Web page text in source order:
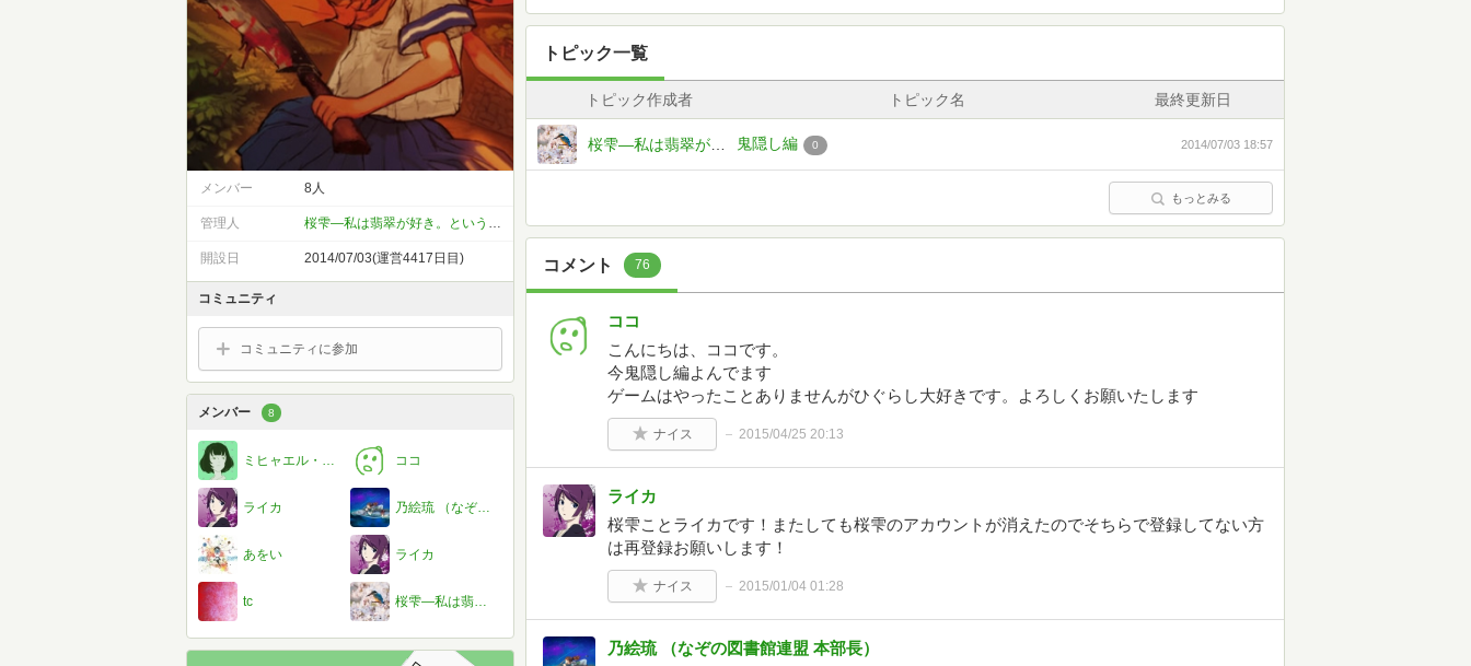
トピック一覧
トピック作成者 トピック名 最終更新日
鬼隠し編 0 2014/07/03 18:57
もっとみる
コメント 76
ココ
こんにちは、ココです。
今鬼隠し編よんでます
ゲームはやったことありませんがひぐらし大好きです。よろしくお願いたします
ナイス 2015/04/25 20:13
ライカ
桜雫ことライカです！またしても桜雫のアカウントが消えたのでそちらで登録してない方
は再登録お願いします！
ナイス 2015/01/04 01:28
乃絵琉 （なぞの図書館連盟 本部長）
メンバー 8人
管理人 桜雫―私は翡翠が好き。ということで写真変えました。―
開設日 2014/07/03(運営4417日目)
コミュニティ
コミュニティに参加
メンバー 8
ミヒャエル・安吾 ココ
ライカ 乃絵琉 （なぞの図書館連盟 本部長）
あをい ライカ
tc 桜雫―私は翡翠が好き。ということで写真変えました。―